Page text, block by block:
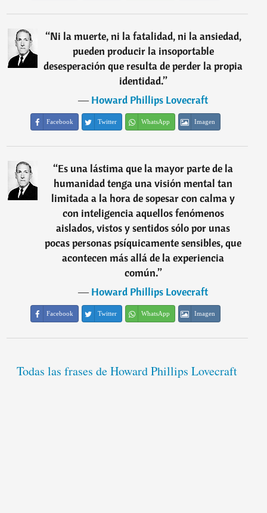
“Ni la muerte, ni la fatalidad, ni la ansiedad,
pueden producir la insoportable
desesperación que resulta de perder la propia
identidad.”
―Howard Phillips Lovecraft
Facebook Twitter WhatsApp Imagen
“Es una lástima que la mayor parte de la
humanidad tenga una visión mental tan
limitada a la hora de sopesar con calma y
con inteligencia aquellos fenómenos
aislados, vistos y sentidos sólo por unas
pocas personas psíquicamente sensibles, que
acontecen más allá de la experiencia
común.”
―Howard Phillips Lovecraft
Facebook Twitter WhatsApp Imagen
Todas las frases de Howard Phillips Lovecraft